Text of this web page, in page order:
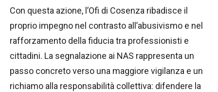
Con questa azione, l’Ofi di Cosenza ribadisce il
proprio impegno nel contrasto all’abusivismo e nel
rafforzamento della fiducia tra professionisti e
cittadini. La segnalazione ai NAS rappresenta un
passo concreto verso una maggiore vigilanza e un
richiamo alla responsabilità collettiva: difendere la